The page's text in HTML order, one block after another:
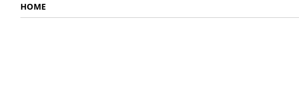
HOME